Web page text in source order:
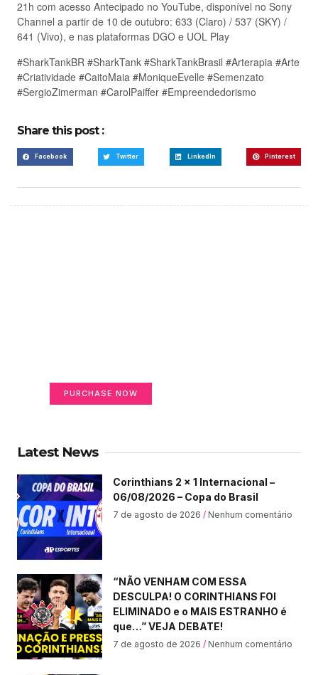
21h com acesso Antecipado no YouTube, disponível no Sony
Channel a partir de 10 de outubro: 633 (Claro) / 537 (SKY) /
641 (Vivo), e nas plataformas DGO e UOL Play
#SharkTankBR #SharkTank #SharkTankBrasil #Arterapia #Arte
#Criatividade #CaitoMaia #MoniqueEvelle #Semenzato
#SergioZimerman #CarolPaiffer #Empreendedorismo
Share this post :
Facebook Twitter LinkedIn Pinterest
PURCHASE NOW
Latest News
Corinthians 2 x 1 Internacional –
06/08/2026 – Copa do Brasil
7 de agosto de 2026 Nenhum comentário
“NÃO VENHAM COM ESSA
DESCULPA! O CORINTHIANS FOI
ELIMINADO e o MAIS ESTRANHO é
que…” VEJA DEBATE!
7 de agosto de 2026 Nenhum comentário